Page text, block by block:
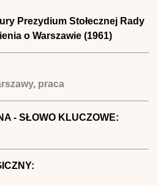
Prezydium Stołecznej Rady
o Warszawie (1961)
praca
- SŁOWO KLUCZOWE: